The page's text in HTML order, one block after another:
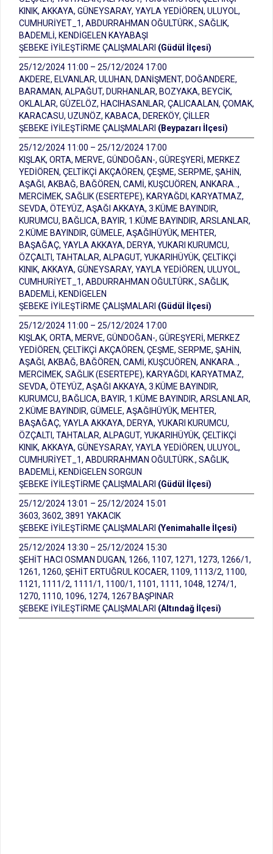
KINIK, AKKAYA, GÜNEYSARAY, YAYLA YEDİÖREN, ULUYOL,
CUMHURİYET_1, ABDURRAHMAN OĞULTÜRK., SAĞLIK,
BADEMLİ, KENDİGELEN KAYABAŞI
ŞEBEKE İYİLEŞTİRME ÇALIŞMALARI (Güdül İlçesi)
25/12/2024 11:00 – 25/12/2024 17:00
AKDERE, ELVANLAR, ULUHAN, DANİŞMENT, DOĞANDERE,
BARAMAN, ALPAĞUT, DURHANLAR, BOZYAKA, BEYCİK,
OKLALAR, GÜZELÖZ, HACIHASANLAR, ÇALICAALAN, ÇOMAK,
KARACASU, UZUNÖZ, KABACA, DEREKÖY, ÇİLLER
ŞEBEKE İYİLEŞTİRME ÇALIŞMALARI (Beypazarı İlçesi)
25/12/2024 11:00 – 25/12/2024 17:00
KIŞLAK, ORTA, MERVE, GÜNDOĞAN-, GÜREŞYERİ, MERKEZ
YEDİÖREN, ÇELTİKÇİ AKÇAÖREN, ÇEŞME, SERPME, ŞAHİN,
AŞAĞI, AKBAĞ, BAĞÖREN, CAMİ, KUŞCUÖREN, ANKARA..,
MERCİMEK, SAĞLIK (ESERTEPE), KARYAĞDI, KARYATMAZ,
SEVDA, ÖTEYÜZ, AŞAĞI AKKAYA, 3.KÜME BAYINDIR,
KURUMCU, BAĞLICA, BAYIR, 1.KÜME BAYINDIR, ARSLANLAR,
2.KÜME BAYINDIR, GÜMELE, AŞAĞIHÜYÜK, MEHTER,
BAŞAĞAÇ, YAYLA AKKAYA, DERYA, YUKARI KURUMCU,
ÖZÇALTI, TAHTALAR, ALPAGUT, YUKARIHÜYÜK, ÇELTİKÇİ
KINIK, AKKAYA, GÜNEYSARAY, YAYLA YEDİÖREN, ULUYOL,
CUMHURİYET_1, ABDURRAHMAN OĞULTÜRK., SAĞLIK,
BADEMLİ, KENDİGELEN
ŞEBEKE İYİLEŞTİRME ÇALIŞMALARI (Güdül İlçesi)
25/12/2024 11:00 – 25/12/2024 17:00
KIŞLAK, ORTA, MERVE, GÜNDOĞAN-, GÜREŞYERİ, MERKEZ
YEDİÖREN, ÇELTİKÇİ AKÇAÖREN, ÇEŞME, SERPME, ŞAHİN,
AŞAĞI, AKBAĞ, BAĞÖREN, CAMİ, KUŞCUÖREN, ANKARA..,
MERCİMEK, SAĞLIK (ESERTEPE), KARYAĞDI, KARYATMAZ,
SEVDA, ÖTEYÜZ, AŞAĞI AKKAYA, 3.KÜME BAYINDIR,
KURUMCU, BAĞLICA, BAYIR, 1.KÜME BAYINDIR, ARSLANLAR,
2.KÜME BAYINDIR, GÜMELE, AŞAĞIHÜYÜK, MEHTER,
BAŞAĞAÇ, YAYLA AKKAYA, DERYA, YUKARI KURUMCU,
ÖZÇALTI, TAHTALAR, ALPAGUT, YUKARIHÜYÜK, ÇELTİKÇİ
KINIK, AKKAYA, GÜNEYSARAY, YAYLA YEDİÖREN, ULUYOL,
CUMHURİYET_1, ABDURRAHMAN OĞULTÜRK., SAĞLIK,
BADEMLİ, KENDİGELEN SORGUN
ŞEBEKE İYİLEŞTİRME ÇALIŞMALARI (Güdül İlçesi)
25/12/2024 13:01 – 25/12/2024 15:01
3603, 3602, 3891 YAKACIK
ŞEBEKE İYİLEŞTİRME ÇALIŞMALARI (Yenimahalle İlçesi)
25/12/2024 13:30 – 25/12/2024 15:30
ŞEHİT HACI OSMAN DUGAN, 1266, 1107, 1271, 1273, 1266/1,
1261, 1260, ŞEHİT ERTUĞRUL KOCAER, 1109, 1113/2, 1100,
1121, 1111/2, 1111/1, 1100/1, 1101, 1111, 1048, 1274/1,
1270, 1110, 1096, 1274, 1267 BAŞPINAR
ŞEBEKE İYİLEŞTİRME ÇALIŞMALARI (Altındağ İlçesi)